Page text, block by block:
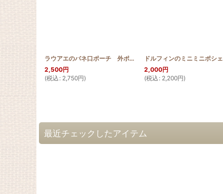
ラウアエのバネ口ポーチ 外ポケット付 12cm [HQB12P_LAU]
2,500円
(税込 : 2,750円)
2,000円
(税込 : 2,200円)
最近チェックしたアイテム